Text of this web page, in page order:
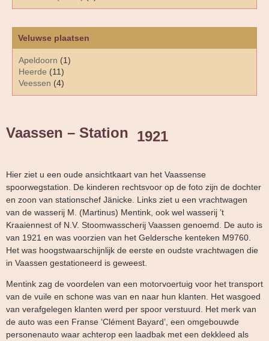
Veluwse plaatsen
Apeldoorn (1)
Heerde (11)
Veessen (4)
Vaassen – Station 1921
Hier ziet u een oude ansichtkaart van het Vaassense
spoorwegstation. De kinderen rechtsvoor op de foto zijn de dochter
en zoon van stationschef Jänicke. Links ziet u een vrachtwagen
van de wasserij M. (Martinus) Mentink, ook wel wasserij ’t
Kraaiennest of N.V. Stoomwasscherij Vaassen genoemd. De auto is
van 1921 en was voorzien van het Geldersche kenteken M9760.
Het was hoogstwaarschijnlijk de eerste en oudste vrachtwagen die
in Vaassen gestationeerd is geweest.
Mentink zag de voordelen van een motorvoertuig voor het transport
van de vuile en schone was van en naar hun klanten. Het wasgoed
van verafgelegen klanten werd per spoor verstuurd. Het merk van
de auto was een Franse ‘Clément Bayard’, een omgebouwde
personenauto waar achterop een laadbak met een dekkleed als